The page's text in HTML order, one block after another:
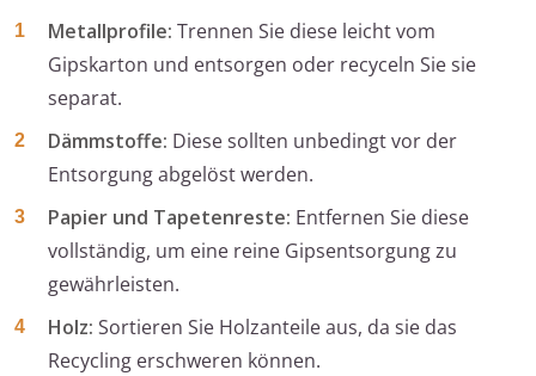
Metallprofile: Trennen Sie diese leicht vom
Gipskarton und entsorgen oder recyceln Sie sie
separat.
Dämmstoffe: Diese sollten unbedingt vor der
Entsorgung abgelöst werden.
Papier und Tapetenreste: Entfernen Sie diese
vollständig, um eine reine Gipsentsorgung zu
gewährleisten.
Holz: Sortieren Sie Holzanteile aus, da sie das
Recycling erschweren können.